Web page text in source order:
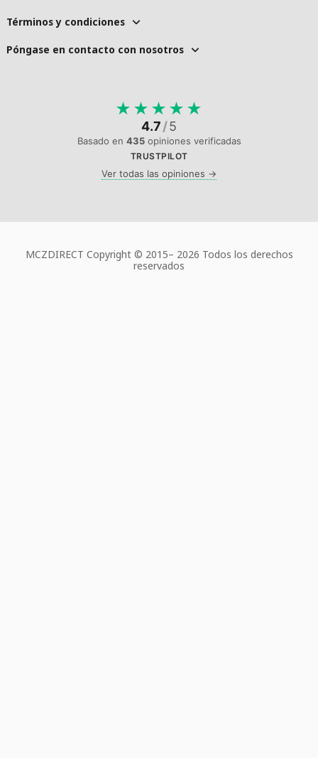
Términos y condiciones
Póngase en contacto con nosotros
★ ★ ★ ★ ★
4.7/5
Basado en 435opiniones verificadas
TRUSTPILOT
Ver todas las opiniones →
MCZDIRECT Copyright © 2015– 2026 Todos los derechos
reservados